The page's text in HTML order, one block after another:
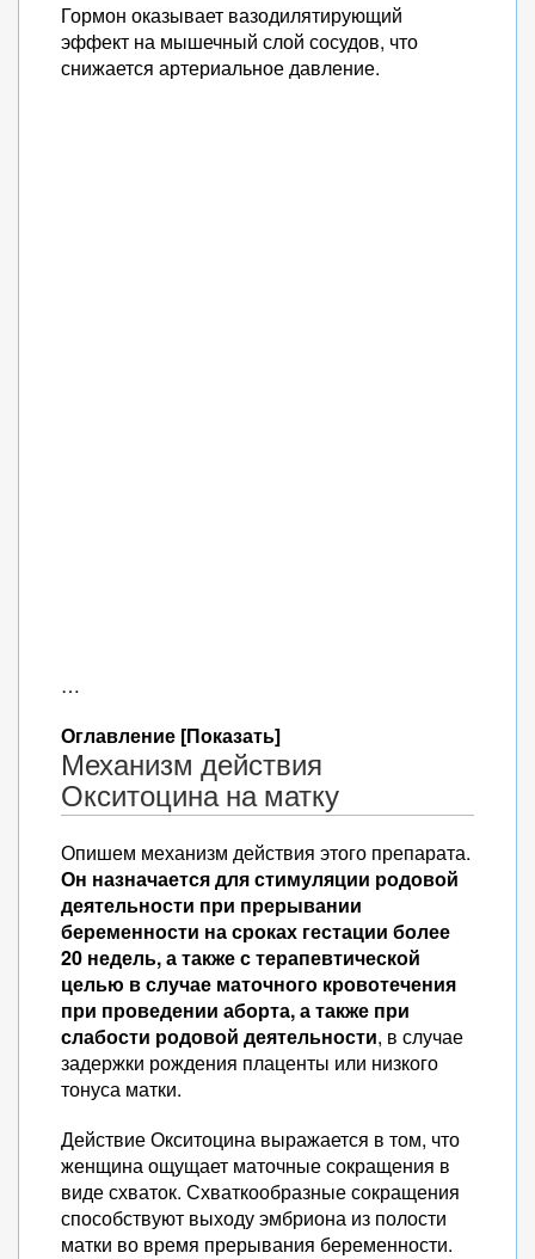
Гормон оказывает вазодилятирующий
эффект на мышечный слой сосудов, что
снижается артериальное давление.
…
Оглавление [Показать]
Механизм действия
Окситоцина на матку
Опишем механизм действия этого препарата.
Он назначается для стимуляции родовой
деятельности при прерывании
беременности на сроках гестации более
20 недель, а также с терапевтической
целью в случае маточного кровотечения
при проведении аборта, а также при
слабости родовой деятельности, в случае
задержки рождения плаценты или низкого
тонуса матки.
Действие Окситоцина выражается в том, что
женщина ощущает маточные сокращения в
виде схваток. Схваткообразные сокращения
способствуют выходу эмбриона из полости
матки во время прерывания беременности.